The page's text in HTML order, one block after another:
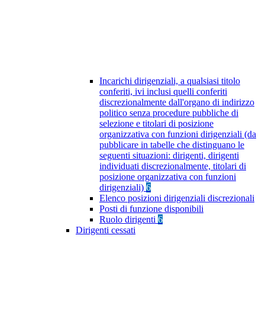
Incarichi dirigenziali, a qualsiasi titolo
conferiti, ivi inclusi quelli conferiti
discrezionalmente dall'organo di indirizzo
politico senza procedure pubbliche di
selezione e titolari di posizione
organizzativa con funzioni dirigenziali (da
pubblicare in tabelle che distinguano le
seguenti situazioni: dirigenti, dirigenti
individuati discrezionalmente, titolari di
posizione organizzativa con funzioni
dirigenziali) 6
Elenco posizioni dirigenziali discrezionali
Posti di funzione disponibili
Ruolo dirigenti 6
Dirigenti cessati